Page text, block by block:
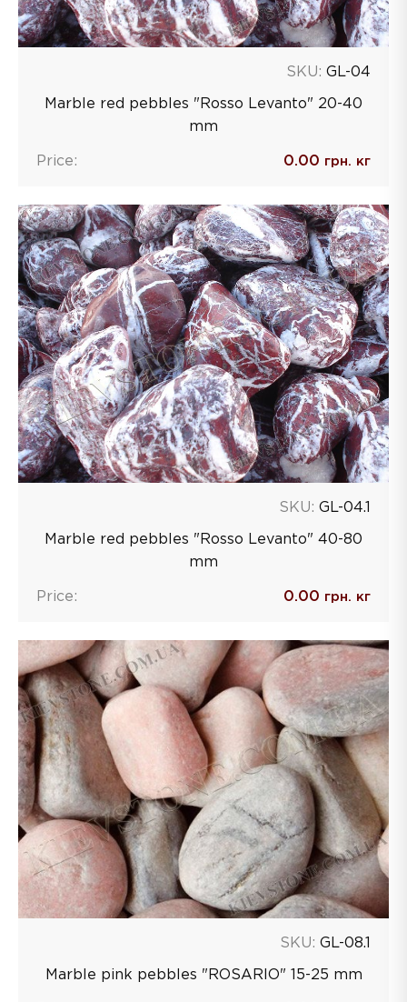
SKU: GL-04
Marble red pebbles "Rosso Levanto" 20-40
mm
Price: 0.00 грн. кг
SKU: GL-04.1
Marble red pebbles "Rosso Levanto" 40-80
mm
Price: 0.00 грн. кг
SKU: GL-08.1
Marble pink pebbles "ROSARIO" 15-25 mm